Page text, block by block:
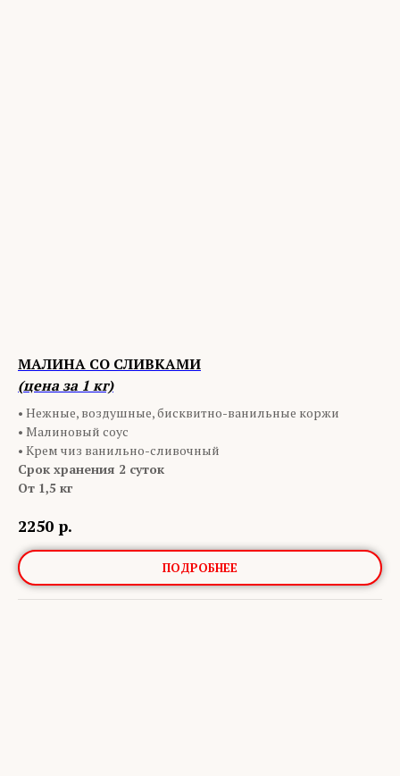
МАЛИНА СО СЛИВКАМИ
(цена за 1 кг)
• Нежные, воздушные, бисквитно-ванильные коржи
• Малиновый соус
• Крем чиз ванильно-сливочный
Срок хранения 2 суток
От 1,5 кг
2250 р.
ПОДРОБНЕЕ